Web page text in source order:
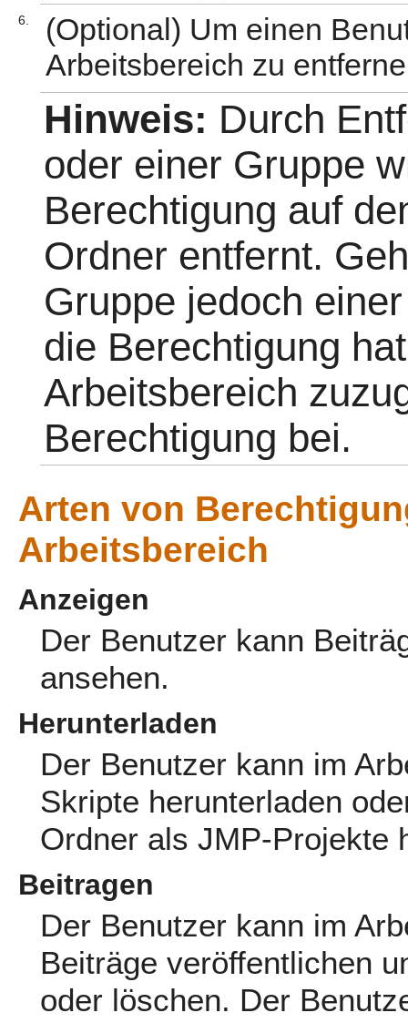
6.
(Optional) Um einen
Arbeitsbereich zu
Hinweis: Durch
oder einer Gruppe
Berechtigung auf
Ordner entfernt.
Gruppe jedoch
die Berechtigung
Arbeitsbereich
Berechtigung bei.
Arten von
Arbeitsbereich
Anzeigen
Der Benutzer kann
ansehen.
Herunterladen
Der Benutzer kann im
Skripte herunterladen
Ordner als JMP-Projekte
Beitragen
Der Benutzer kann im
Beiträge veröffentlichen
oder löschen. Der